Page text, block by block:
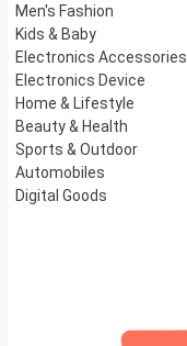
Men's Fashion
Kids & Baby
Electronics Accessories
Electronics Device
Home & Lifestyle
Beauty & Health
Sports & Outdoor
Automobiles
Digital Goods